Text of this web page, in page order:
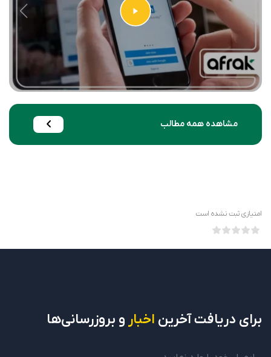
مشاهده همه مطالب
امتیازی ثبت نشده است
برای دریافتآخرین اخبار و بروزرسانی‌ها